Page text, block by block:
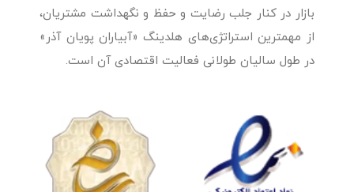
بازار در کنار جلب رضایت و حفظ و نگهداشت مشتریان،
از مهمترین استراتژی‌های هلدینگ «آبیاران پویان آذر»
در طول سالیان طولانی فعالیت اقتصادی آن است.